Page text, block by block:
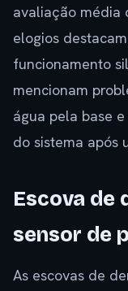
avaliação média
elogios
funcionamento
mencionam
água pela base
do sistema após
Escova de
sensor de
As escovas de